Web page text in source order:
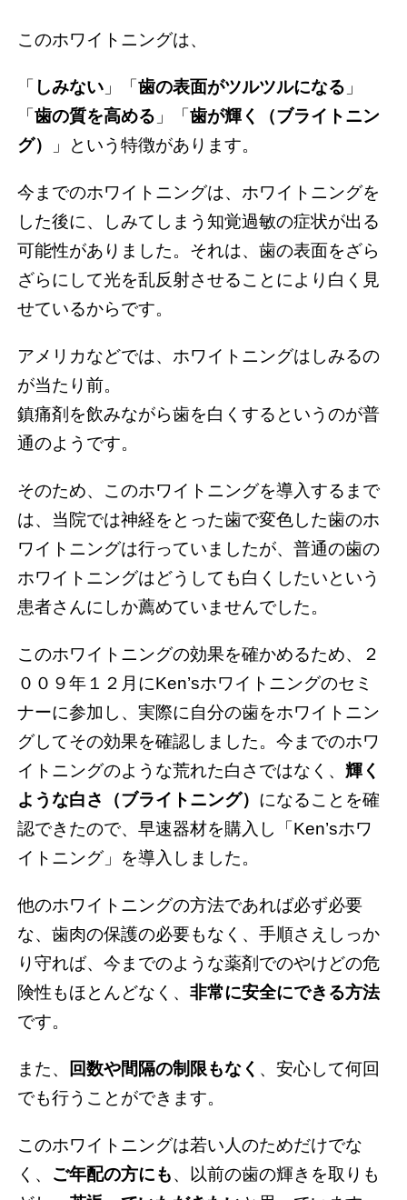
このホワイトニングは、
「 しみない 」「歯の表面がツルツルになる 」
「歯の質を高める 」「歯が輝く（ブライトニン
グ）
」という特徴があります。
今までのホワイトニングは、ホワイトニングを
した後に、しみてしまう知覚過敏の症状が出る
可能性がありました。それは、歯の表面をざら
ざらにして光を乱反射させることにより白く見
せているからです。
アメリカなどでは、ホワイトニングはしみるの
が当たり前。
鎮痛剤を飲みながら歯を白くするというのが普
通のようです。
そのため、このホワイトニングを導入するまで
は、当院では神経をとった歯で変色した歯のホ
ワイトニングは行っていましたが、普通の歯の
ホワイトニングはどうしても白くしたいという
患者さんにしか薦めていませんでした。
このホワイトニングの効果を確かめるため、２
００９年１２月にKen’sホワイトニングのセミ
ナーに参加し、実際に自分の歯をホワイトニン
グしてその効果を確認しました。今までのホワ
イトニングのような荒れた白さではなく、輝く
ような白さ（ブライトニング） になることを確
認できたので、早速器材を購入し「Ken’sホワ
イトニング」を導入しました。
他のホワイトニングの方法であれば必ず必要
な、歯肉の保護の必要もなく、手順さえしっか
り守れば、今までのような薬剤でのやけどの危
険性もほとんどなく、非常に安全にできる方法
です。
また、 回数や間隔の制限もなく 、安心して何回
でも行うことができます。
このホワイトニングは若い人のためだけでな
く、 ご年配の方にも、以前の歯の輝きを取りも